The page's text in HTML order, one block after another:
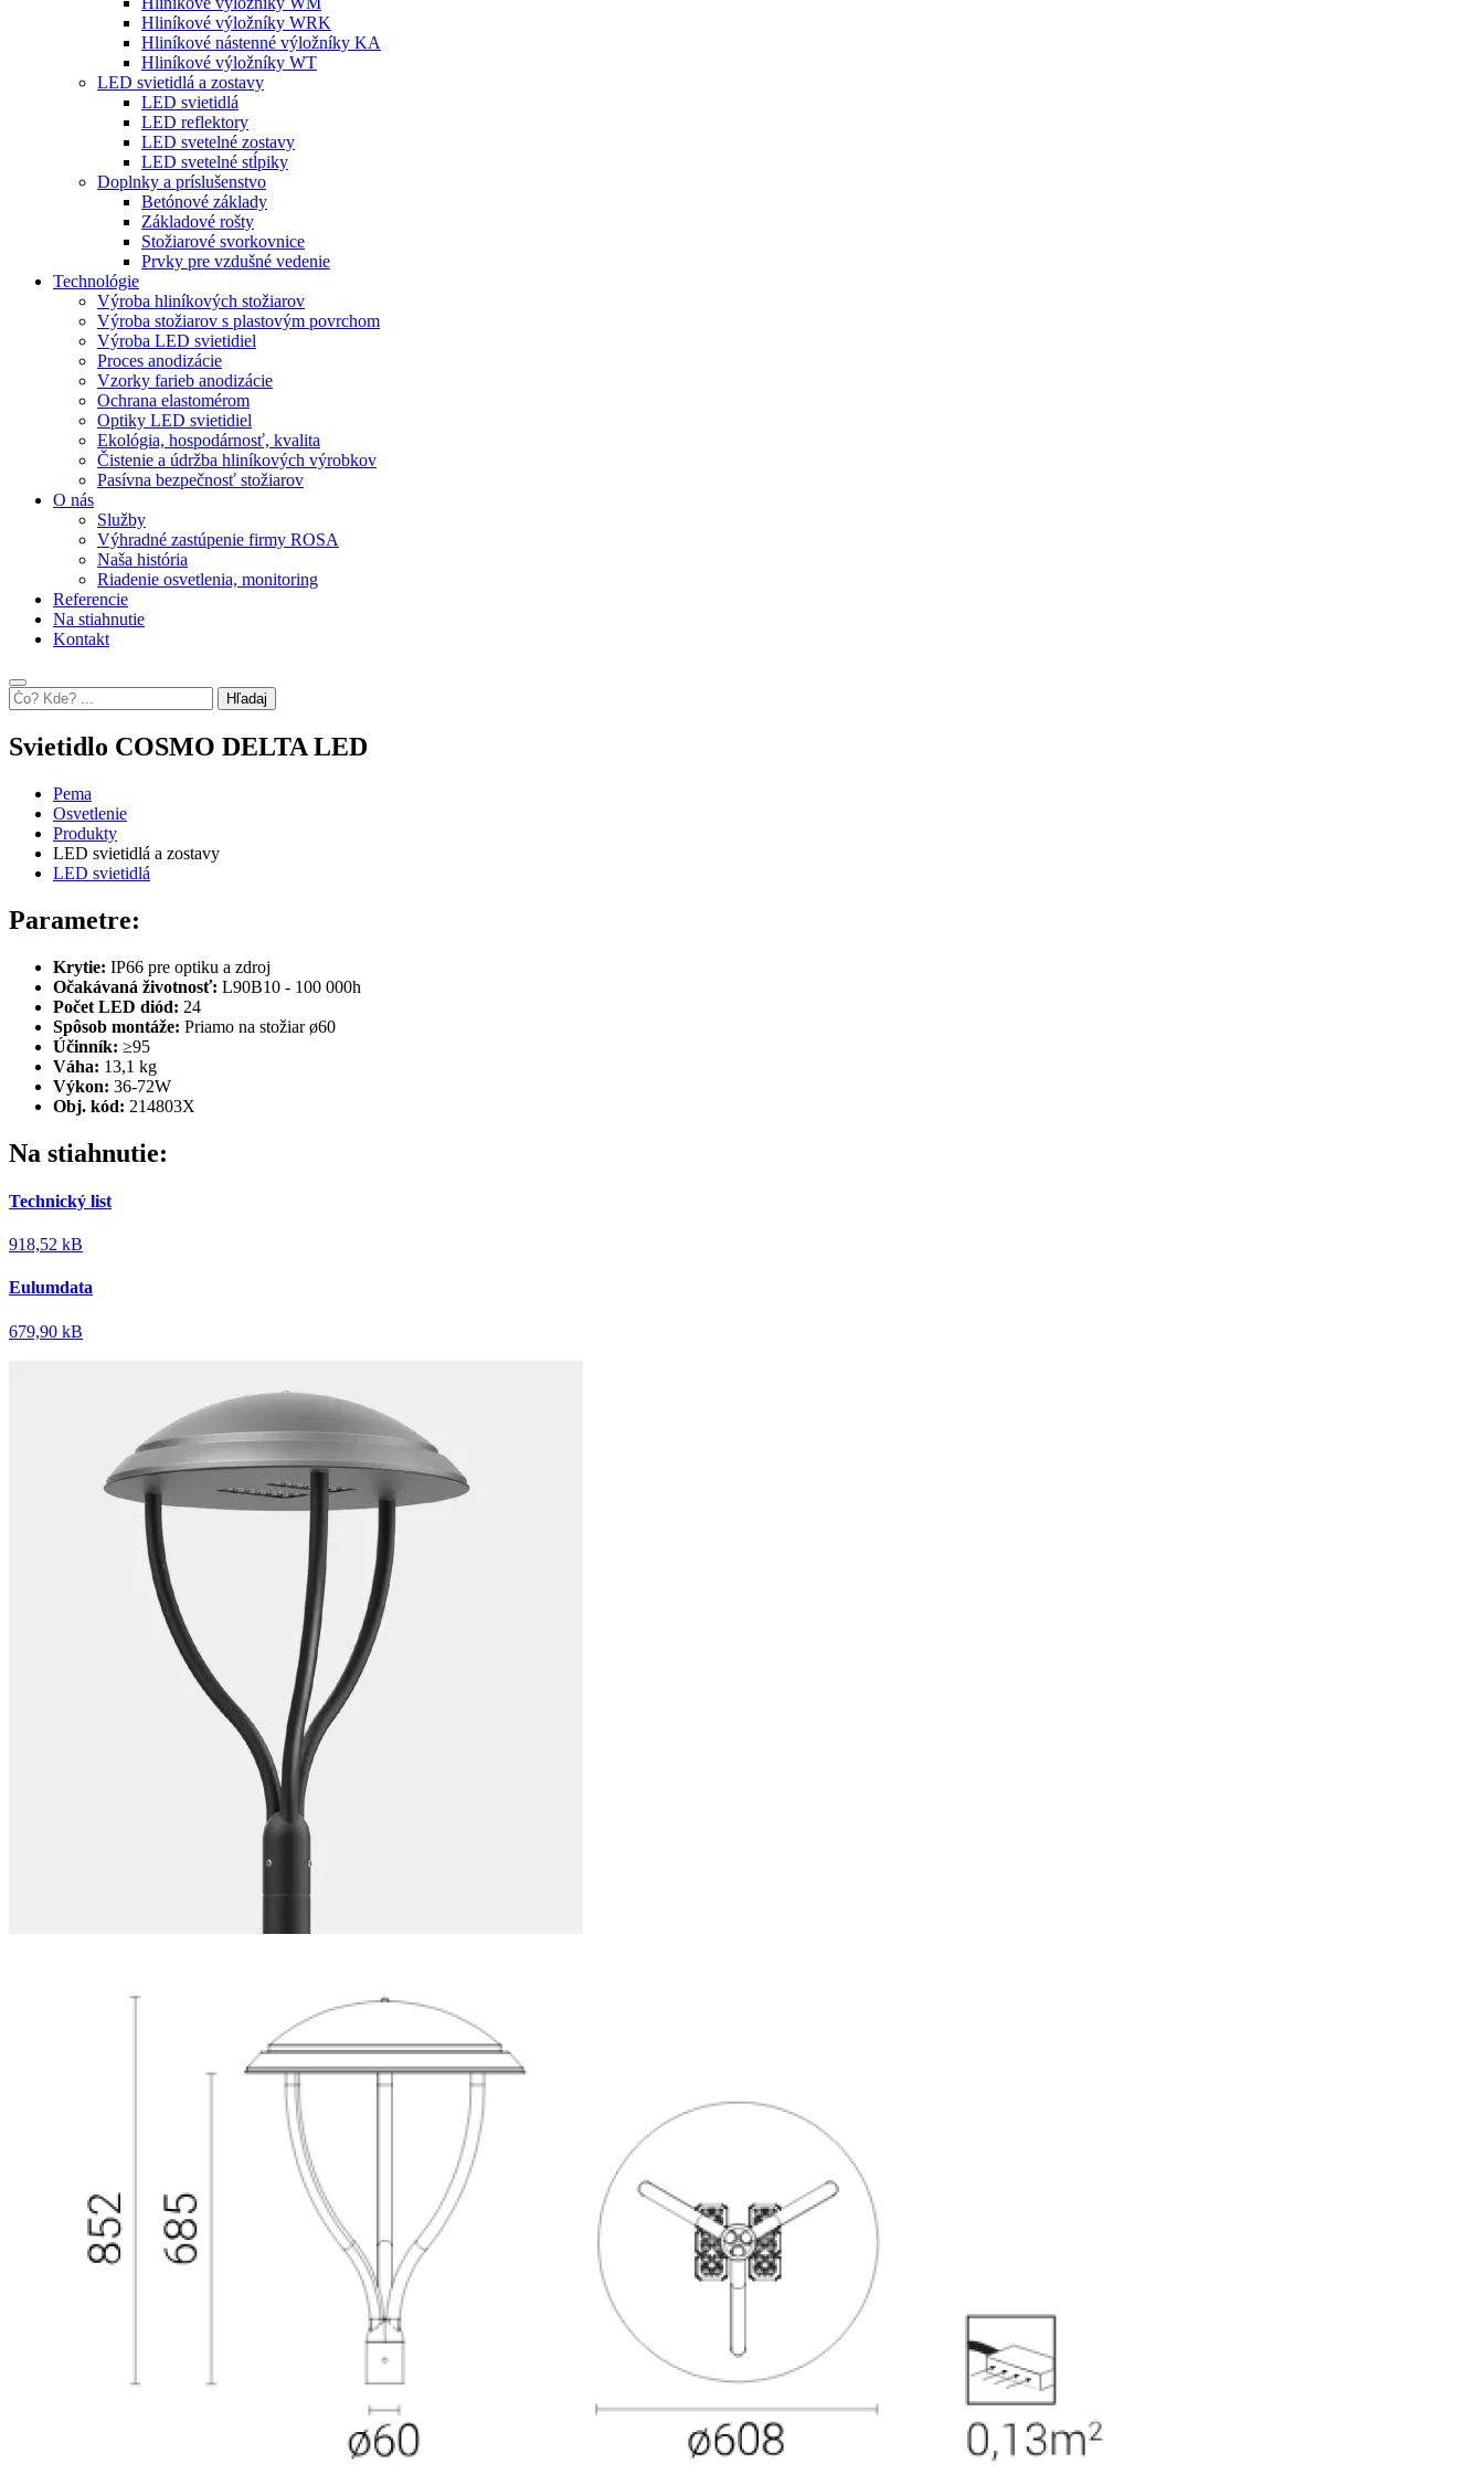
Hliníkové výložníky WRK
Hliníkové nástenné výložníky KA
Hliníkové výložníky WT
LED svietidlá a zostavy
LED svietidlá
LED reflektory
LED svetelné zostavy
LED svetelné stĺpiky
Doplnky a príslušenstvo
Betónové základy
Základové rošty
Stožiarové svorkovnice
Prvky pre vzdušné vedenie
Technológie
Výroba hliníkových stožiarov
Výroba stožiarov s plastovým povrchom
Výroba LED svietidiel
Proces anodizácie
Vzorky farieb anodizácie
Ochrana elastomérom
Optiky LED svietidiel
Ekológia, hospodárnosť, kvalita
Čistenie a údržba hliníkových výrobkov
Pasívna bezpečnosť stožiarov
O nás
Služby
Výhradné zastúpenie firmy ROSA
Naša história
Riadenie osvetlenia, monitoring
Referencie
Na stiahnutie
Kontakt
Hľadaj
Svietidlo COSMO DELTA LED
Pema
Osvetlenie
Produkty
LED svietidlá a zostavy
LED svietidlá
Parametre:
Krytie: IP66 pre optiku a zdroj
Očakávaná životnosť: L90B10 - 100 000h
Počet LED diód: 24
Spôsob montáže: Priamo na stožiar ø60
Účinník: ≥95
Váha: 13,1 kg
Výkon: 36-72W
Obj. kód: 214803X
Na stiahnutie:
Technický list
918,52 kB
Eulumdata
679,90 kB